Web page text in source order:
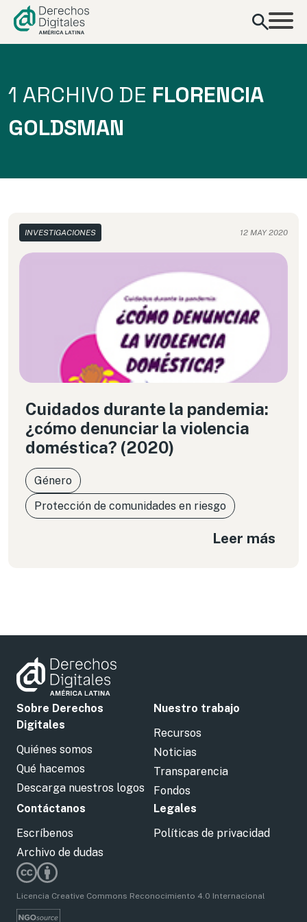
contenido
1 ARCHIVO DE FLORENCIA
GOLDSMAN
INVESTIGACIONES 12 MAY 2020
Cuidados durante la pandemia:
¿cómo denunciar la violencia
doméstica? (2020)
Género
Protección de comunidades en riesgo
Leer más
Sobre Derechos
Digitales
Quiénes somos
Qué hacemos
Descarga nuestros logos
Nuestro trabajo
Recursos
Noticias
Transparencia
Fondos
Contáctanos
Escríbenos
Archivo de dudas
Legales
Políticas de privacidad
Licencia Creative Commons Reconocimiento 4.0 Internacional